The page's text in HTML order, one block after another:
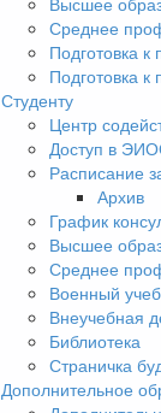
Среднее
Подготовка
Подготовка
Студенту
Центр
Доступ в
Расписание
Архив
График
Высшее
Среднее
Военный
Внеучебная
Библиотека
Страничка
Дополнительное